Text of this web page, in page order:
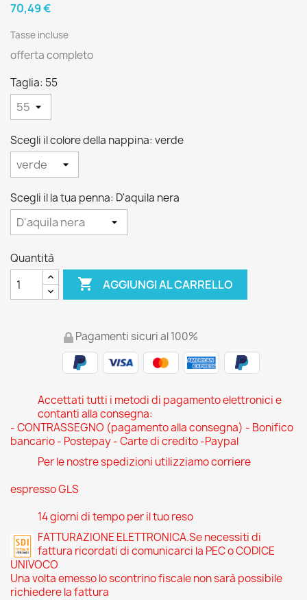
70,49 €
Tasse incluse
offerta completo
Taglia: 55
Scegli il colore della nappina: verde
Scegli il la tua penna: D'aquila nera
Quantità
 AGGIUNGI AL CARRELLO
Pagamenti sicuri al 100%
Accettati tutti i metodi di pagamento elettronici e
contanti alla consegna:
- CONTRASSEGNO (pagamento alla consegna) - Bonifico
bancario - Postepay - Carte di credito -Paypal
Per le nostre spedizioni utilizziamo corriere
espresso GLS
14 giorni di tempo per il tuo reso
FATTURAZIONE ELETTRONICA.Se necessiti di
fattura ricordati di comunicarci la PEC o CODICE
UNIVOCO
Una volta emesso lo scontrino fiscale non sarà possibile
richiedere la fattura